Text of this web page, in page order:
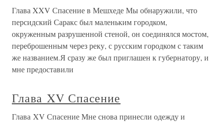
Глава XXV Спасение в Мешхеде Мы обнаружили, что
персидский Саракс был маленьким городком,
окруженным разрушенной стеной, он соединялся мостом,
переброшенным через реку, с русским городком с таким
же названием.Я сразу же был приглашен к губернатору, и
мне предоставили
Глава XV Спасение
Глава XV Спасение Мне снова принесли одежду и